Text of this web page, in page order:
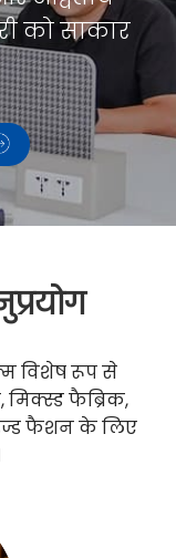
को साकार
विशेष रूप से
फैब्रिक,
फैशन के लिए